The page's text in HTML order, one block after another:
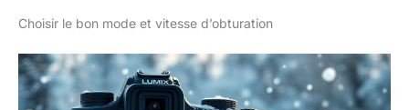
Choisir le bon mode et vitesse d’obturation